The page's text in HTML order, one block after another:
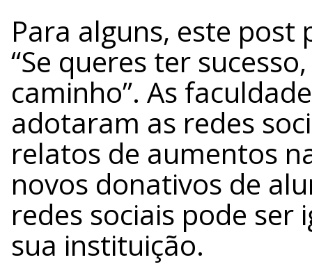
Para alguns, este
“Se queres ter
caminho”. As
adotaram as redes
relatos de aumentos
novos donativos de
redes sociais pode
sua instituição.